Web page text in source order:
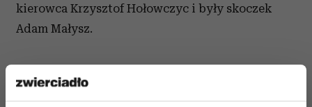
kierowca Krzysztof Hołowczyc i były skoczek
Adam Małysz.